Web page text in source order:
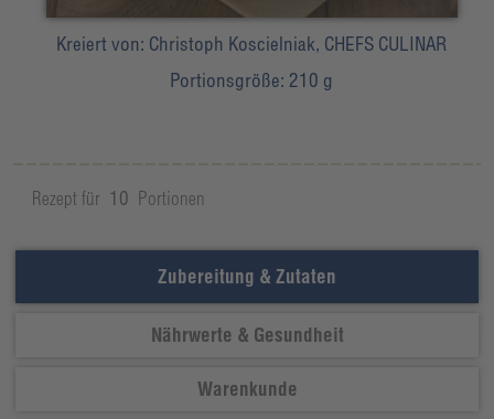
Kreiert von: Christoph Koscielniak, CHEFS CULINAR
Portionsgröße: 210 g
Rezept für 10 Portionen
Zubereitung & Zutaten
Nährwerte & Gesundheit
Warenkunde